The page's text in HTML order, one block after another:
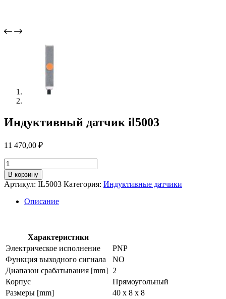
Индуктивный датчик il5003
11 470,00 ₽
Количество
товара
Индуктивный
датчик
il5003
В корзину
Артикул: IL5003 Категория: Индуктивные датчики
Описание
Характеристики
Электрическое исполнение
PNP
Функция выходного сигнала
NO
Диапазон срабатывания [mm] 2
Корпус
Прямоугольный
Размеры [mm]
40 x 8 x 8